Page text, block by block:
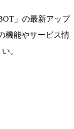
」の最新アップ
機能やサービス情
。